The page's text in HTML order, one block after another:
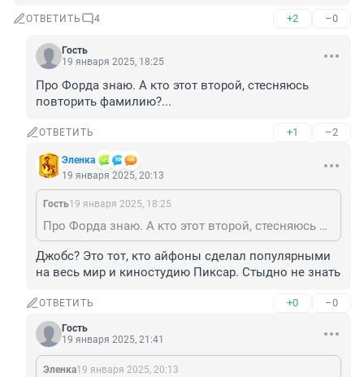
ОТВЕТИТЬ 4 +2 –0
Гость
19 января 2025, 18:25
Про Форда знаю. А кто этот второй, стесняюсь
повторить фамилию?...
ОТВЕТИТЬ +1 –2
Эленка
19 января 2025, 20:13
Гость19 января 2025, 18:25
Про Форда знаю. А кто этот второй, стесняюсь повторить фамилию?...
Джобс? Это тот, кто айфоны сделал популярными
на весь мир и киностудию Пиксар. Стыдно не знать
ОТВЕТИТЬ +0 –0
Гость
19 января 2025, 21:41
Эленка19 января 2025, 20:13